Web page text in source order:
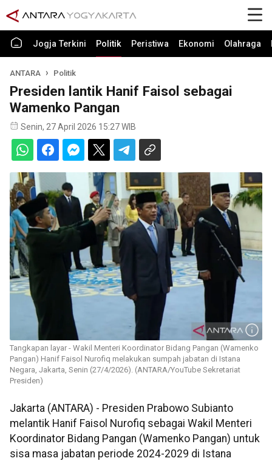
Jogja Terkini Politik Peristiwa Ekonomi Olahraga
ANTARA Politik
Presiden lantik Hanif Faisol sebagai
Wamenko Pangan
Senin, 27 April 2026 15:27 WIB
Tangkapan layar - Wakil Menteri Koordinator Bidang Pangan (Wamenko
Pangan) Hanif Faisol Nurofiq melakukan sumpah jabatan di Istana
Negara, Jakarta, Senin (27/4/2026). (ANTARA/YouTube Sekretariat
Presiden)
Jakarta (ANTARA) - Presiden Prabowo Subianto
melantik Hanif Faisol Nurofiq sebagai Wakil Menteri
Koordinator Bidang Pangan (Wamenko Pangan) untuk
sisa masa jabatan periode 2024-2029 di Istana